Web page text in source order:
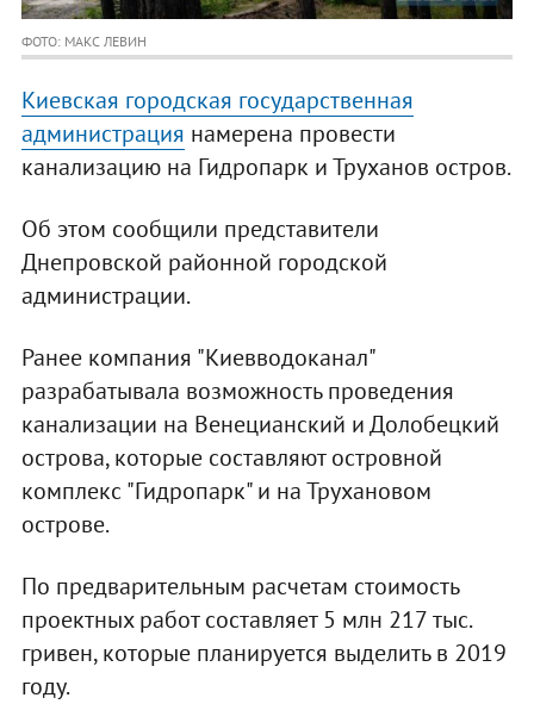
ФОТО: МАКС ЛЕВИН
Киевская городская государственная
администрация намерена провести
канализацию на Гидропарк и Труханов остров.
Об этом сообщили представители
Днепровской районной городской
администрации.
Ранее компания "Киевводоканал"
разрабатывала возможность проведения
канализации на Венецианский и Долобецкий
острова, которые составляют островной
комплекс "Гидропарк" и на Трухановом
острове.
По предварительным расчетам стоимость
проектных работ составляет 5 млн 217 тыс.
гривен, которые планируется выделить в 2019
году.